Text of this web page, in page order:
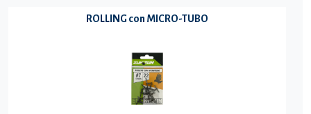
ROLLING con MICRO-TUBO